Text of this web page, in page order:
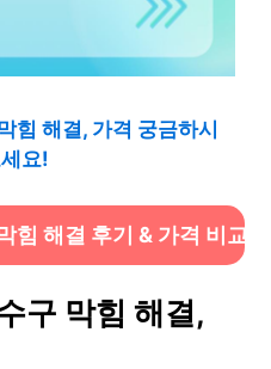
힘 해결, 가격 궁금하시
요!
힘 해결 후기 & 가격 비교
구 막힘 해결,